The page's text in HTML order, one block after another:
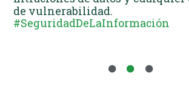
de vulnerabilidad.
#SeguridadDeLaInformación